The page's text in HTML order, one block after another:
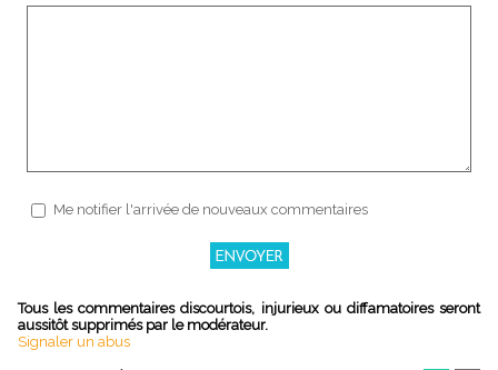
Me notifier l'arrivée de nouveaux commentaires
Tous les commentaires discourtois, injurieux ou diffamatoires seront
aussitôt supprimés par le modérateur.
Signaler un abus